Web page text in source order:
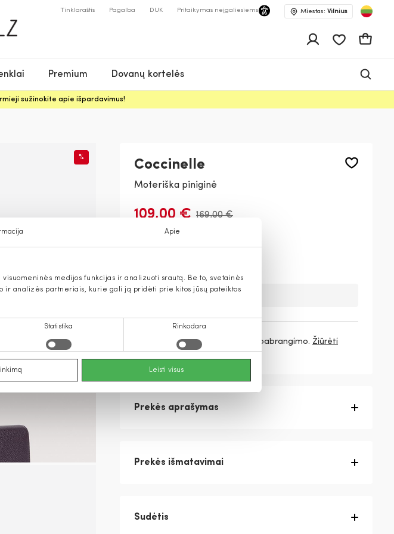
Apie
medijos funkcijas ir analizuoti srautą. Be to, svetainės
ir analizės partneriais, kurie gali ją pridėti prie kitos jūsų pateiktos
Statistika Rinkodara
Leisti visus
Tinklaraštis Pagalba DUK Pritaikymas neįgaliesiems Miestas: Vilnius
Pageidavimų
Premium Dovanų kortelės
sužinokite apie išpardavimus!
%
Coccinelle
Moteriška piniginė
109,00 € 169,00 €
Deja, šios prekės nebeturime.
3 mokėjimai36,33 € / mėn. be pabrangimo. Žiūrėti
daugiau
Prekės aprašymas
Prekės išmatavimai
Sudėtis